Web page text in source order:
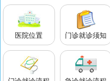
医院位置 门诊就诊须知